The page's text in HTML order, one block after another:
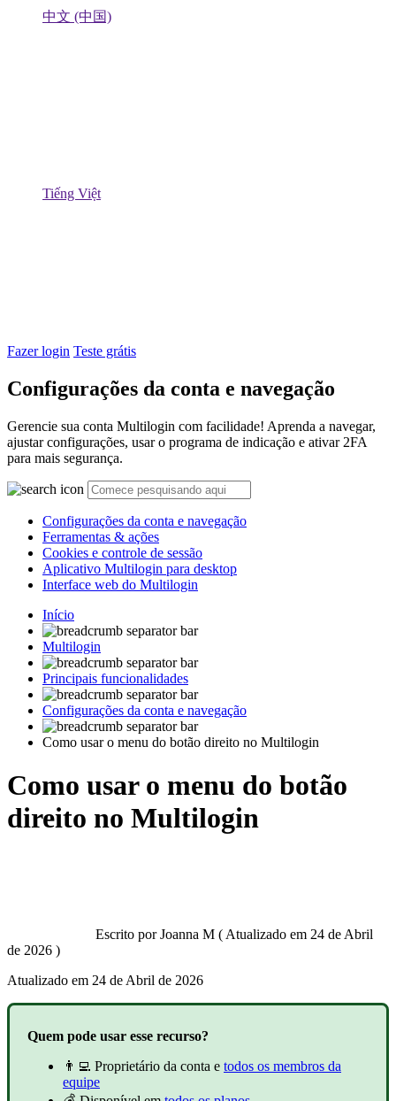
中文 (中国)
Tiếng Việt
Fazer login Teste grátis
Configurações da conta e navegação
Gerencie sua conta Multilogin com facilidade! Aprenda a navegar,
ajustar configurações, usar o programa de indicação e ativar 2FA
para mais segurança.
Configurações da conta e navegação
Ferramentas & ações
Cookies e controle de sessão
Aplicativo Multilogin para desktop
Interface web do Multilogin
Início
Multilogin
Principais funcionalidades
Configurações da conta e navegação
Como usar o menu do botão direito no Multilogin
Como usar o menu do botão
direito no Multilogin
Escrito por Joanna M ( Atualizado em 24 de Abril
de 2026 )
Atualizado em 24 de Abril de 2026
Quem pode usar esse recurso?
👨‍💻 Proprietário da conta e todos os membros da
equipe